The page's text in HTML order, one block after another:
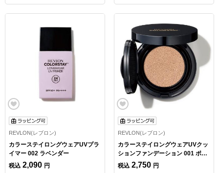
REVLON(レブロン)
カラーステイロングウェアUVプラ
イマー 002 ラベンダー
税込 2,090 円
REVLON(レブロン)
カラーステイロングウェアUVクッ
ションファンデーション 001 ポー
セリン
税込 2,750 円